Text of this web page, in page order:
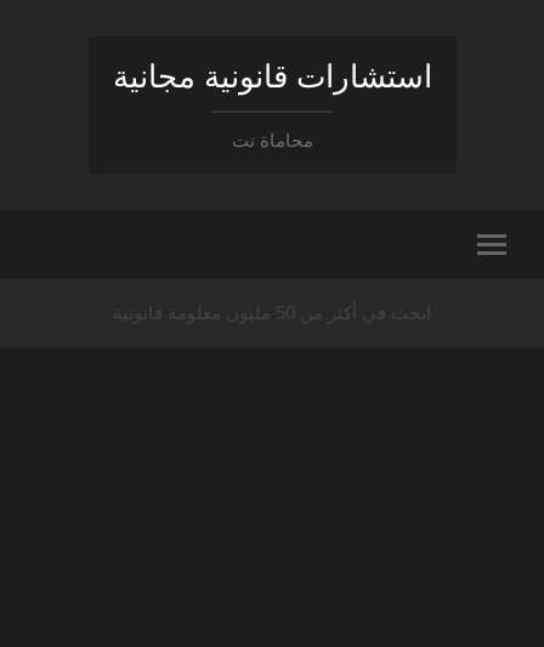
استشارات قانونية مجانية
محاماة نت
ابحث في أكثر من 50 مليون معلومة قانونية